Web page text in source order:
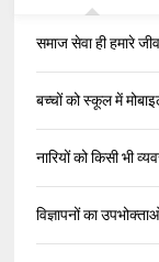
समाज सेवा ही हमारे
बच्चों को स्कूल में
नारियों को किसी भी
विज्ञापनों का